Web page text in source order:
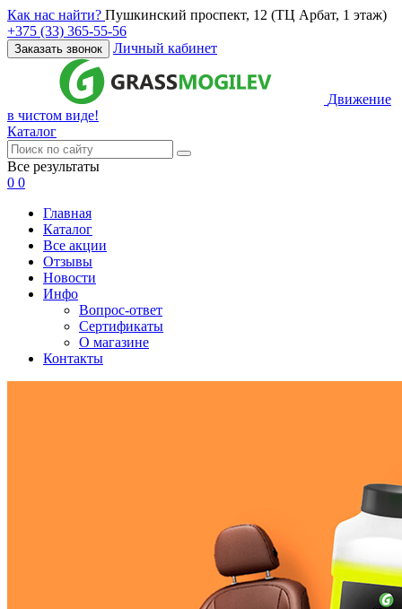
Как нас найти? Пушкинский проспект, 12 (ТЦ Арбат, 1 этаж)
+375 (33) 365-55-56
Заказать звонок Личный кабинет
Движение
в чистом виде!
Каталог
Все результаты
0 0
Главная
Каталог
Все акции
Отзывы
Новости
Инфо
Вопрос-ответ
Сертификаты
О магазине
Контакты